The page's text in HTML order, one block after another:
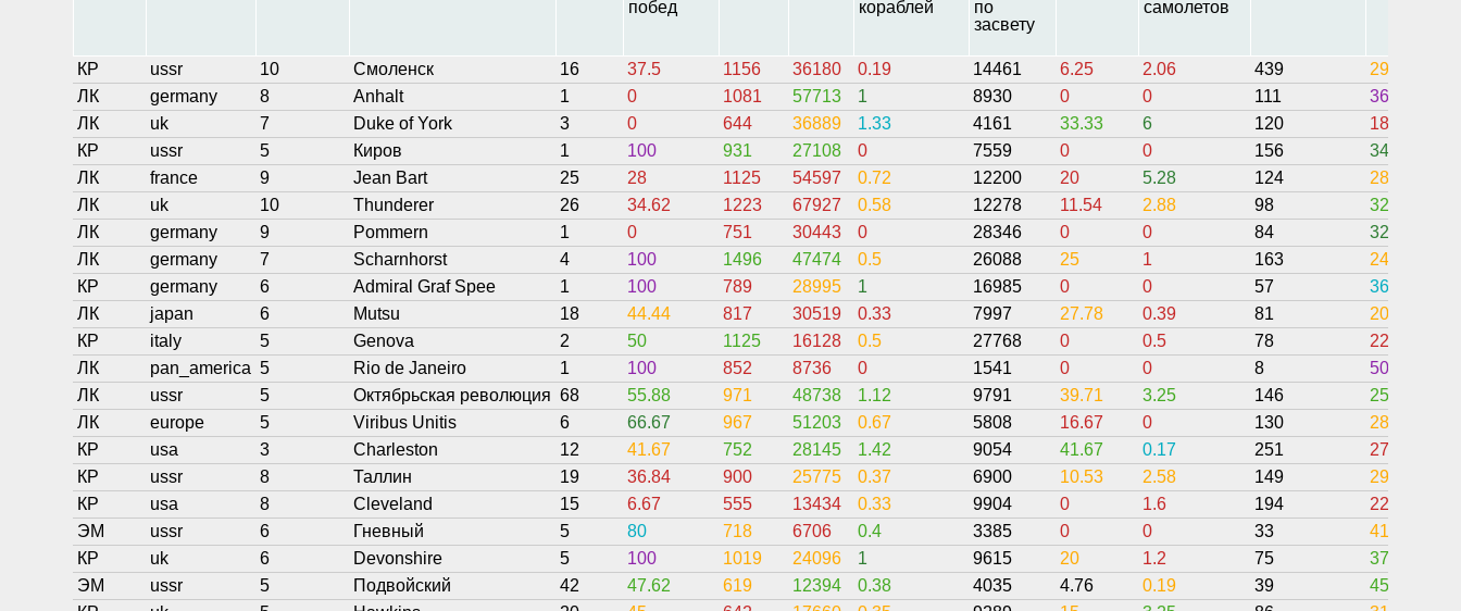
побед
кораблей
по
засвету
самолетов
КР ussr 10 Смоленск 16 37.5 1156 36180 0.19 14461 6.25 2.06 439
29.91
ЛК
germany 8 Anhalt 1 0 1081 57713 1 8930 0 0 111
36.94
ЛК
uk 7 Duke of York 3 0 644 36889 1.33 4161 33.33 6 120
18.61
КР
ussr 5 Киров 1 100 931 27108 0 7559 0 0 156
34.62
ЛК
france 9 Jean Bart 25 28 1125 54597 0.72 12200 20 5.28 124
28.56
ЛК
uk 10 Thunderer 26 34.62 1223 67927 0.58 12278 11.54 2.88 98
32.45
ЛК
germany 9 Pommern 1 0 751 30443 0 28346 0 0 84
32.14
ЛК
germany 7 Scharnhorst 4 100 1496 47474 0.5 26088 25 1 163
24.88
КР
germany 6 Admiral Graf Spee 1 100 789 28995 1 16985 0 0 57
36.84
ЛК
japan 6 Mutsu 18 44.44 817 30519 0.33 7997 27.78 0.39 81
20.34
КР
italy 5 Genova 2 50 1125 16128 0.5 27768 0 0.5 78
22.44
ЛК
pan_america 5 Rio de Janeiro 1 100 852 8736 0 1541 0 0 8
50
ЛК
ussr 5 Октябрьская революция 68 55.88 971 48738 1.12 9791 39.71 3.25 146
25.18
ЛК
europe 5 Viribus Unitis 6 66.67 967 51203 0.67 5808 16.67 0 130
28.21
КР
usa 3 Charleston 12 41.67 752 28145 1.42 9054 41.67 0.17 251
27.14
КР
ussr 8 Таллин 19 36.84 900 25775 0.37 6900 10.53 2.58 149
29.98
КР
usa 8 Cleveland 15 6.67 555 13434 0.33 9904 0 1.6 194
22.05
ЭМ
ussr 6 Гневный 5 80 718 6706 0.4 3385 0 0 33
41.1
КР
uk 6 Devonshire 5 100 1019 24096 1 9615 20 1.2 75
37.97
ЭМ
ussr 5 Подвойский 42 47.62 619 12394 0.38 4035 4.76 0.19 39
45.69